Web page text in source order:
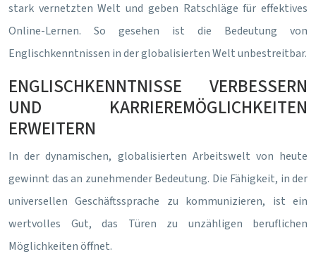
stark vernetzten Welt und geben Ratschläge für effektives
Online-Lernen. So gesehen ist die Bedeutung von
Englischkenntnissen in der globalisierten Welt unbestreitbar.
ENGLISCHKENNTNISSE VERBESSERN
UND KARRIEREMÖGLICHKEITEN
ERWEITERN
In der dynamischen, globalisierten Arbeitswelt von heute
gewinnt das an zunehmender Bedeutung. Die Fähigkeit, in der
universellen Geschäftssprache zu kommunizieren, ist ein
wertvolles Gut, das Türen zu unzähligen beruflichen
Möglichkeiten öffnet.